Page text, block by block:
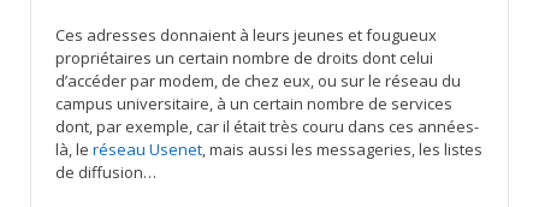
Ces adresses donnaient à leurs jeunes et fougueux
propriétaires un certain nombre de droits dont celui
d’accéder par modem, de chez eux, ou sur le réseau du
campus universitaire, à un certain nombre de services
dont, par exemple, car il était très couru dans ces années-
là, le réseau Usenet, mais aussi les messageries, les listes
de diffusion…